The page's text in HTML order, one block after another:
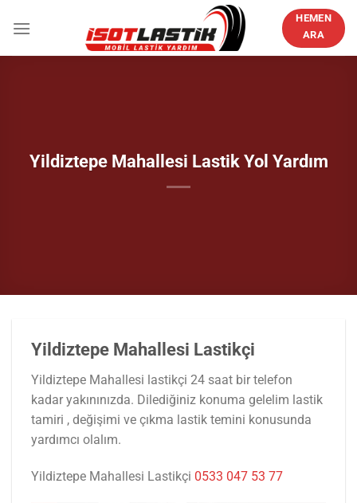
atla
HEMEN
ARA
Yildiztepe Mahallesi Lastik Yol Yardım
Yildiztepe Mahallesi Lastikçi
Yildiztepe Mahallesi lastikçi 24 saat bir telefon
kadar yakınınızda. Dilediğiniz konuma gelelim lastik
tamiri , değişimi ve çıkma lastik temini konusunda
yardımcı olalım.
Yildiztepe Mahallesi Lastikçi 0533 047 53 77